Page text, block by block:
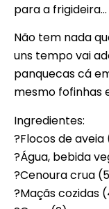
para a
Não tem nada
uns tempo vai
panquecas cá
mesmo fofinhas
Ingredientes:
?Flocos de
?Água, bebida
?Cenoura crua
?Maçãs cozidas